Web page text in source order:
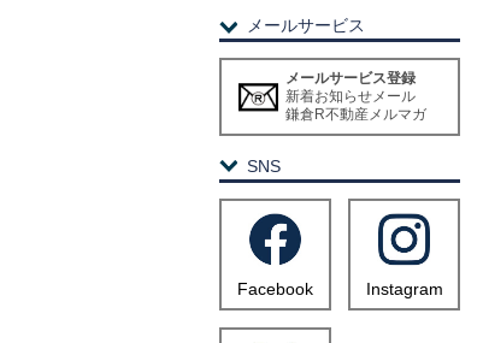
メールサービス
メールサービス登録
新着お知らせメール
鎌倉R不動産メルマガ
SNS
Facebook Instagram